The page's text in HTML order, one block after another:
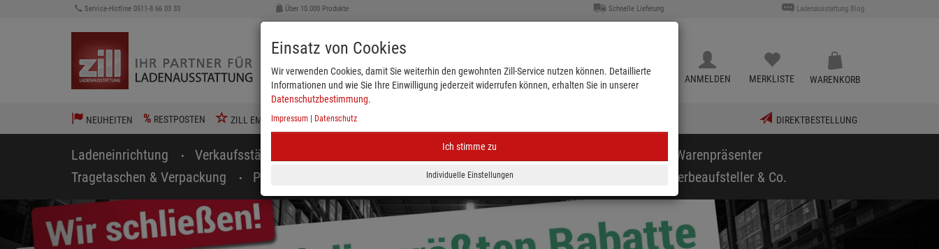
Service-Hotline 0511-8 66 03 33 Über 10.000 Produkte Schnelle Lieferung Ladenausstattung Blog
ANMELDEN MERKLISTE WARENKORB
NEUHEITEN % RESTPOSTEN ZILL EMPFIEHLT DIREKTBESTELLUNG
Ladeneinrichtung Verkaufsständer Kleiderbügel & Größenkennzeichnung
Schaufensterpuppen & Warenpräsenter
Tragetaschen & Verpackung
Preisauszeichnung Plakate & Verkaufsförderung
Werbeaufsteller & Co.
zurück
Einsatz von Cookies
Wir verwenden Cookies, damit Sie weiterhin den gewohnten Zill-Service nutzen können. Detaillierte
Informationen und wie Sie Ihre Einwilligung jederzeit widerrufen können, erhalten Sie in unserer
Datenschutzbestimmung.
Impressum Datenschutz
Ich stimme zu